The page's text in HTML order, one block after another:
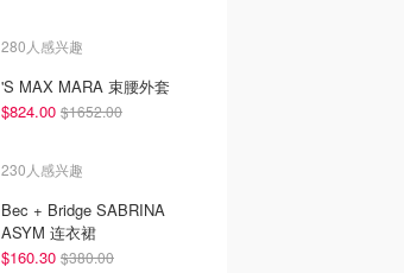
280人感兴趣
'S MAX MARA 束腰外套
$824.00 $1652.00
230人感兴趣
Bec + Bridge SABRINA
ASYM 连衣裙
$160.30 $380.00